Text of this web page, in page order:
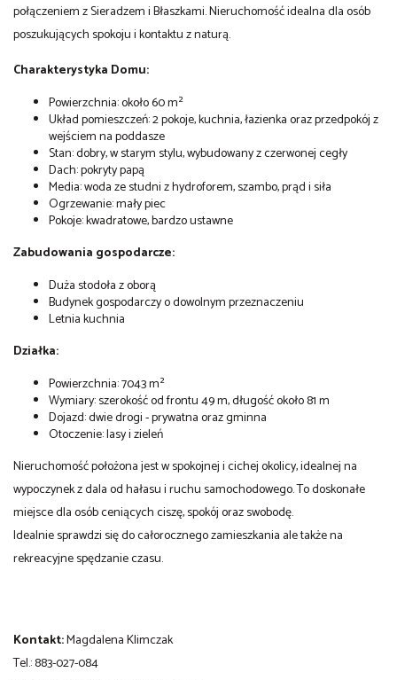
połączeniem z Sieradzem i Błaszkami. Nieruchomość idealna dla osób
poszukujących spokoju i kontaktu z naturą.
Charakterystyka Domu:
Powierzchnia: około 60 m²
Układ pomieszczeń: 2 pokoje, kuchnia, łazienka oraz przedpokój z
wejściem na poddasze
Stan: dobry, w starym stylu, wybudowany z czerwonej cegły
Dach: pokryty papą
Media: woda ze studni z hydroforem, szambo, prąd i siła
Ogrzewanie: mały piec
Pokoje: kwadratowe, bardzo ustawne
Zabudowania gospodarcze:
Duża stodoła z oborą
Budynek gospodarczy o dowolnym przeznaczeniu
Letnia kuchnia
Działka:
Powierzchnia: 7043 m²
Wymiary: szerokość od frontu 49 m, długość około 81 m
Dojazd: dwie drogi - prywatna oraz gminna
Otoczenie: lasy i zieleń
Nieruchomość położona jest w spokojnej i cichej okolicy, idealnej na
wypoczynek z dala od hałasu i ruchu samochodowego. To doskonałe
miejsce dla osób ceniących ciszę, spokój oraz swobodę.
Idealnie sprawdzi się do całorocznego zamieszkania ale także na
rekreacyjne spędzanie czasu.
Kontakt:Magdalena Klimczak
Tel.: 883-027-084